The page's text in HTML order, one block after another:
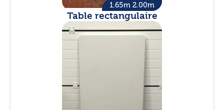
1.65m 2.00m
Table rectangulaire